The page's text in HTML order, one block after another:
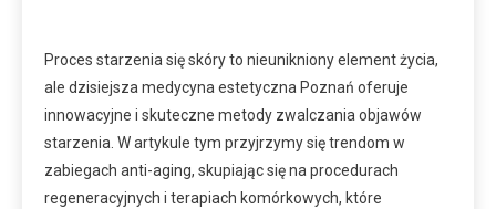
Proces starzenia się skóry to nieunikniony element życia,
ale dzisiejsza medycyna estetyczna Poznań oferuje
innowacyjne i skuteczne metody zwalczania objawów
starzenia. W artykule tym przyjrzymy się trendom w
zabiegach anti-aging, skupiając się na procedurach
regeneracyjnych i terapiach komórkowych, które